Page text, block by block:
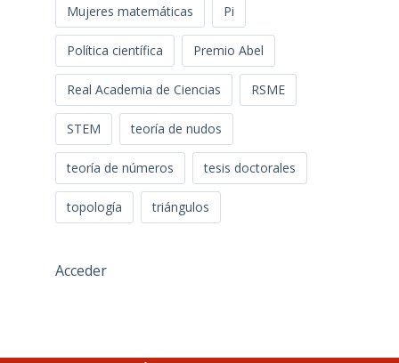
Mujeres matemáticas Pi
Política científica Premio Abel
Real Academia de Ciencias RSME
STEM teoría de nudos
teoría de números tesis doctorales
topología triángulos
Acceder